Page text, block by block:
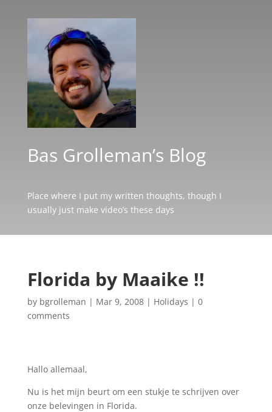
Bas Grolleman’s Blog
Place where I put my written thoughts, though I
usually just make video’s these days
Florida by Maaike !!
by bgrolleman | Mar 9, 2008| Holidays | 0
comments
Hallo allemaal,
Nu is het mijn beurt om een stukje te schrijven over
onze belevingen in Florida.